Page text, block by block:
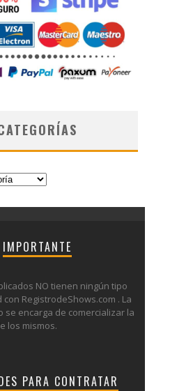
IMPORTANTE
NO tienen ningún tipo
RegistrodeShows.com . La
se encarga de comercializar la
los mismos.
PARA CONTRATAR